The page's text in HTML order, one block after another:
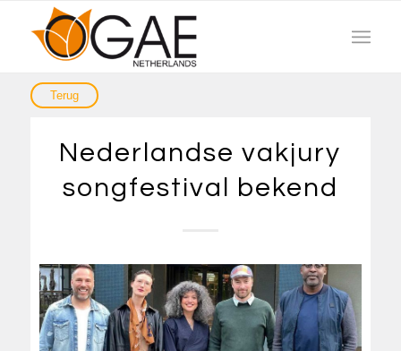
Nederlandse vakjury
songfestival bekend